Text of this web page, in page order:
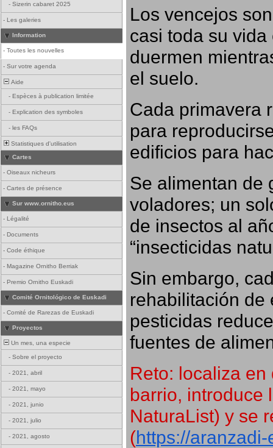
- Sizerin cabaret 2025
- Les galeries
Information
- Toutes les nouvelles
- Sur votre agenda
Aide
- Espèces à publication limitée
- Explication des symboles
- les FAQs
Statistiques d'utilisation
Cartes
- Oiseaux nicheurs
- Cartes de présence
Sur www.ornitho.eus
- Légalité
- Documents
- Code éthique
- Magazine Ornitho Berriak
- Premio Ornitho Euskadi
Comité Ornitológico de Euskadi
- Comité de Rarezas de Euskadi
Proyectos
Un mes, una especie
- Sobre el proyecto
- 2021, abril
- 2021, mayo
- 2021, junio
- 2021, julio
- 2021, agosto
Los vencejos
casi toda su
duermen
el suelo.
Cada primavera
para
edificios para
Se alimentan de
voladores; un
de insectos al
“insecticidas
Sin embargo,
rehabilitación de
pesticidas
fuentes de
Reto: localiza
barrio, introduce
NaturaList) y se
(https://